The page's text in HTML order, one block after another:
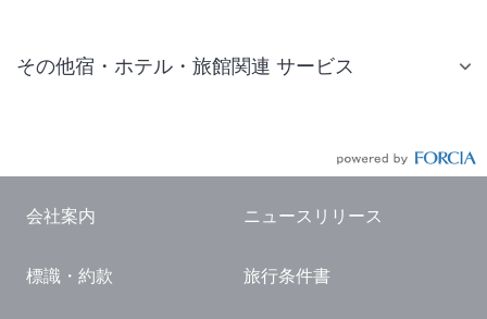
仙台 ホテル
東京ドーム ホテル
横浜 ホテル
その他宿・ホテル・旅館関連 サービス
国内観光ガイド
会社案内 ニュースリリース
標識・約款 旅行条件書